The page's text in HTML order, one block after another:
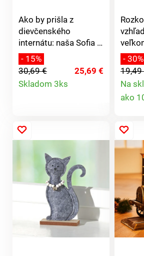
Ako by prišla z
dievčenského
internátu: naša Sofia s
klobúkom a
kockovanými šatami
pod sakom. Svojimi
červenozlatými
očaruje. Vrátane
stojana. Kvalitná
retro štýle. Oblečená s
veľkým dôrazom na
detail. Tvár + ruky z
porcelánu. S
klobúkom a
zodpovedajúcou
taškou.
- 15%
30,69 €
25,69 €
Skladom 3ks
Detail
4- 30%
19,49
Na
ako